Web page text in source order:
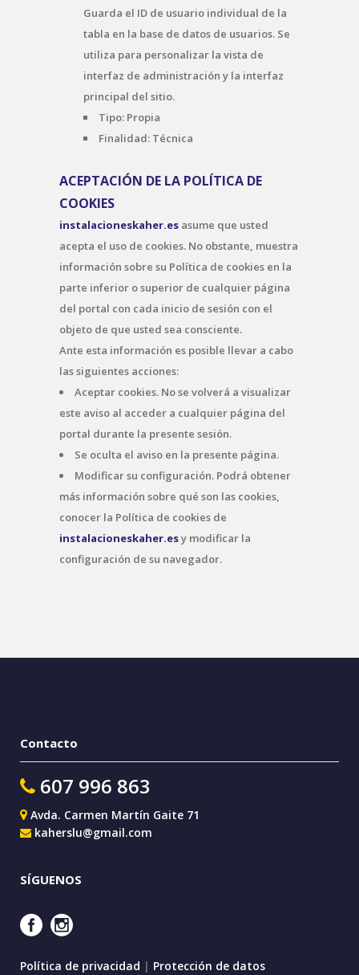
Guarda el ID de usuario individual de la
tabla en la base de datos de usuarios. Se
utiliza para personalizar la vista de
interfaz de administración y la interfaz
principal del sitio.
Tipo: Propia
Finalidad: Técnica
ACEPTACIÓN DE LA POLÍTICA DE
COOKIES
instalacioneskaher.es asume que usted
acepta el uso de cookies. No obstante, muestra
información sobre su Política de cookies en la
parte inferior o superior de cualquier página
del portal con cada inicio de sesión con el
objeto de que usted sea consciente.
Ante esta información es posible llevar a cabo
las siguientes acciones:
Aceptar cookies. No se volverá a visualizar
este aviso al acceder a cualquier página del
portal durante la presente sesión.
Se oculta el aviso en la presente página.
Modificar su configuración. Podrá obtener
más información sobre qué son las cookies,
conocer la Política de cookies de
instalacioneskaher.esy modificar la
configuración de su navegador.
Contacto
607 996 863
Avda. Carmen Martín Gaite 71
kaherslu@gmail.com
SÍGUENOS
Política de privacidad | Protección de datos